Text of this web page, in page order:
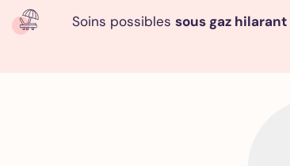
Soins possiblessous gaz hilarant